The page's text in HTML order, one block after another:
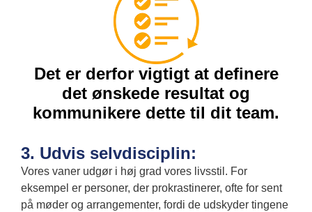
Det er derfor vigtigt at definere
det ønskede resultat og
kommunikere dette til dit team.
3. Udvis selvdisciplin:
Vores vaner udgør i høj grad vores livsstil. For
eksempel er personer, der prokrastinerer, ofte for sent
på møder og arrangementer, fordi de udskyder tingene